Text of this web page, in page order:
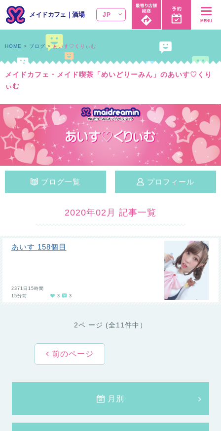
メイドカフェ ｜酒場 JP
MENU
メイドカフェ・メイド喫茶「めいどりーみん」のあいす♡くり
ぃむ
HOME ブログ あいす♡くりぃむ
ブログ一覧 プロフィール
2020年02月 記事一覧
あいす 158個目
2371日15時間
15分前
3 3
2ペ ージ (全11件中）
前のページ
月別